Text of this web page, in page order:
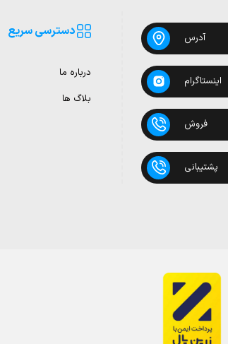
آدرس
اینستاگرام
فروش
پشتیبانی
دسترسی سریع
درباره ما
بلاگ ها